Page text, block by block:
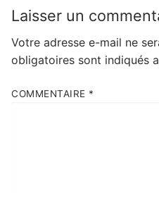
Laisser un
Votre adresse e-mail ne
obligatoires sont indiqués
COMMENTAIRE *